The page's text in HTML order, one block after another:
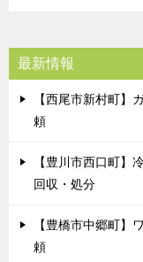
最新情報
【西尾市新村町】
頼
【豊川市西口町】
回収・処分
【豊橋市中郷町】
頼